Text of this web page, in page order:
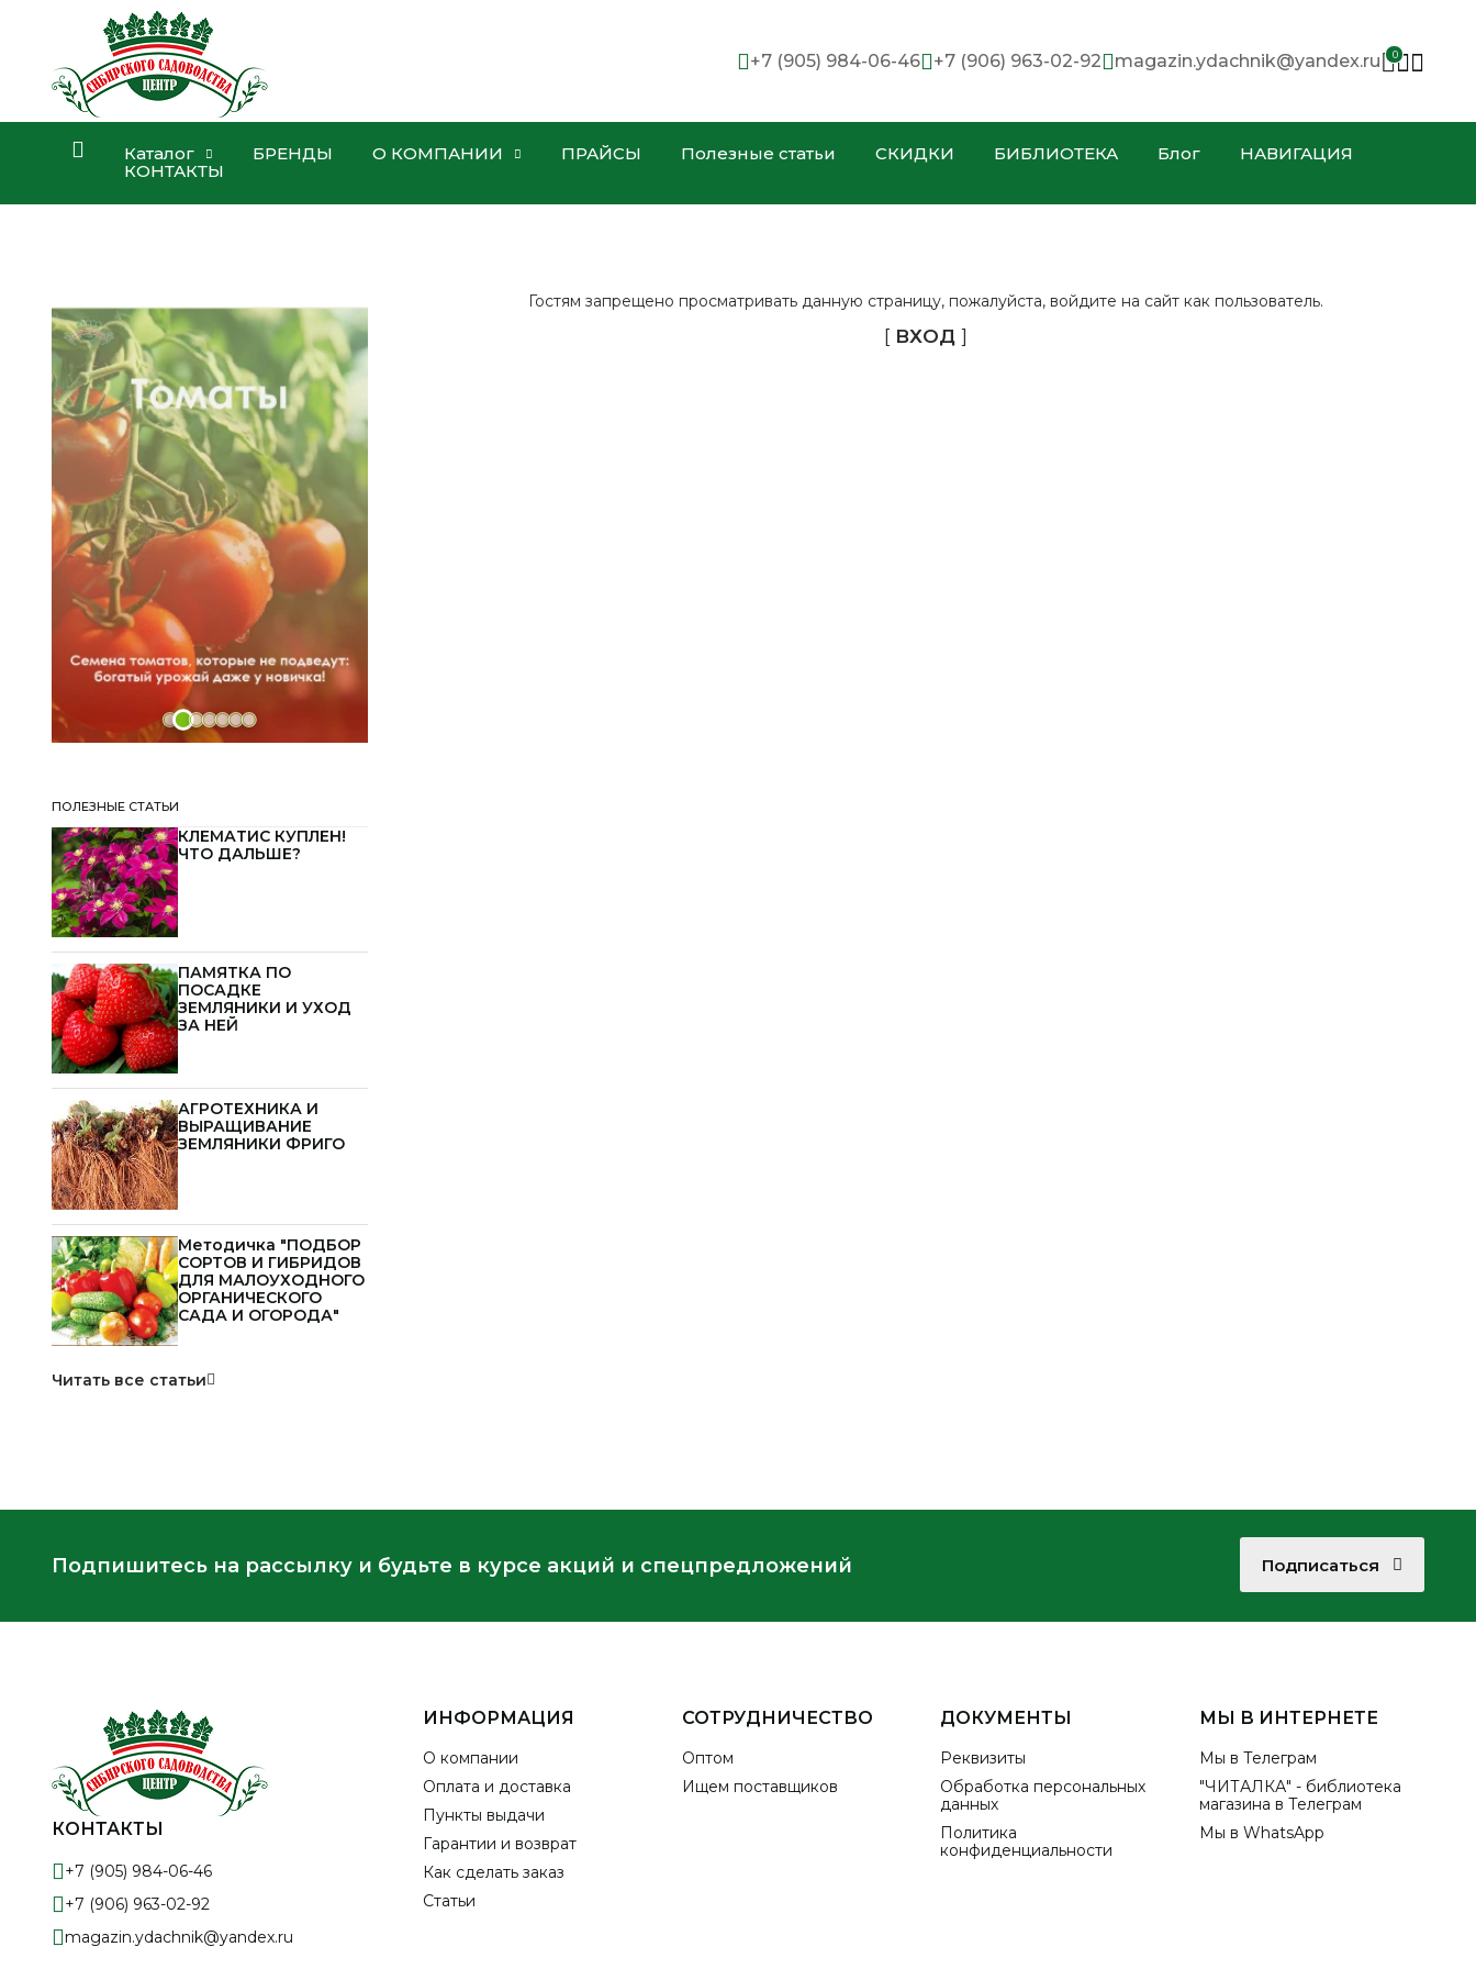
+7 (905) 984-06-46 +7 (906) 963-02-92 magazin.ydachnik@yandex.ru 0
Каталог БРЕНДЫ О КОМПАНИИ ПРАЙСЫ Полезные статьи СКИДКИ БИБЛИОТЕКА Блог
НАВИГАЦИЯ
КОНТАКТЫ
Гостям запрещено просматривать данную страницу, пожалуйста, войдите на сайт как пользователь.
[ ВХОД]
ПОЛЕЗНЫЕ СТАТЬИ
КЛЕМАТИС КУПЛЕН!
ЧТО ДАЛЬШЕ?
ПАМЯТКА ПО
ПОСАДКЕ
ЗЕМЛЯНИКИ И УХОД
ЗА НЕЙ
АГРОТЕХНИКА И
ВЫРАЩИВАНИЕ
ЗЕМЛЯНИКИ ФРИГО
Методичка "ПОДБОР
СОРТОВ И ГИБРИДОВ
ДЛЯ МАЛОУХОДНОГО
ОРГАНИЧЕСКОГО
САДА И ОГОРОДА"
Читать все статьи
Подпишитесь на рассылку и будьте в курсе акций и спецпредложений Подписаться
КОНТАКТЫ
+7 (905) 984-06-46
+7 (906) 963-02-92
magazin.ydachnik@yandex.ru
ИНФОРМАЦИЯ
О компании
Оплата и доставка
Пункты выдачи
Гарантии и возврат
Как сделать заказ
Статьи
СОТРУДНИЧЕСТВО
Оптом
Ищем поставщиков
ДОКУМЕНТЫ
Реквизиты
Обработка персональных
данных
Политика
конфиденциальности
МЫ В ИНТЕРНЕТЕ
Мы в Телеграм
"ЧИТАЛКА" - библиотека
магазина в Телеграм
Мы в WhatsApp